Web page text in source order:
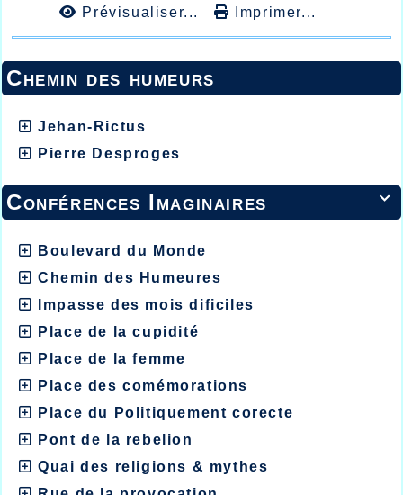
Chemin des humeurs
Jehan-Rictus
Pierre Desproges

Conférences Imaginaires
Boulevard du Monde
Chemin des Humeures
Impasse des mois dificiles
Place de la cupidité
Place de la femme
Place des comémorations
Place du Politiquement corecte
Pont de la rebelion
Quai des religions & mythes
Prévisualiser... Imprimer...